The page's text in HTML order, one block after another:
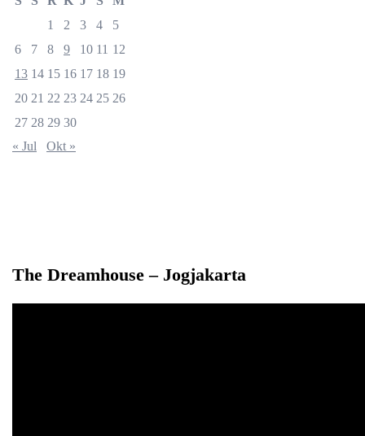
1
2 3 4
5
6
7 8 9 10 11 12
13 14 15 16 17 18 19
20 21 22 23 24 25 26
27 28 29 30
« Jul
Okt »
The Dreamhouse – Jogjakarta